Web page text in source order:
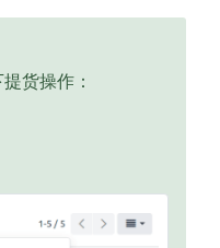
货操作：